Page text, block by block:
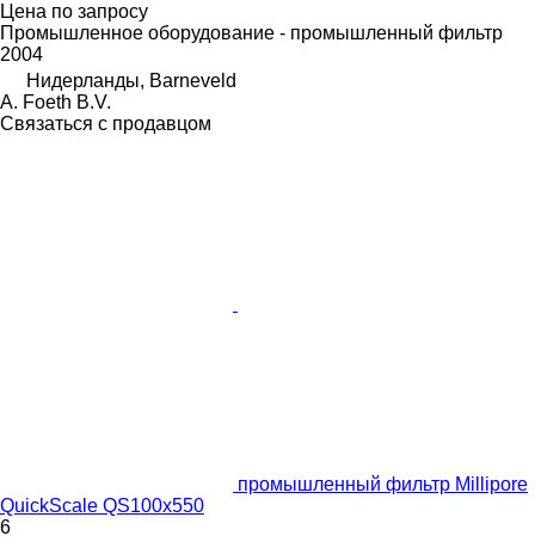
Цена по запросу
Промышленное оборудование - промышленный фильтр
2004
Нидерланды, Barneveld
A. Foeth B.V.
Связаться с продавцом
промышленный фильтр Millipore
QuickScale QS100x550
6